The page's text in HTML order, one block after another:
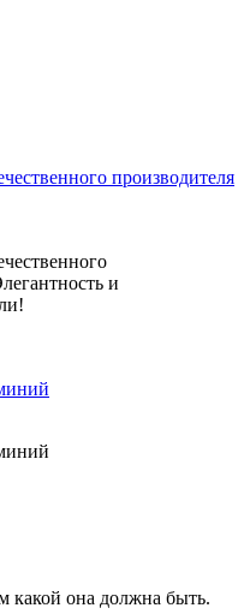
производителя
и
какой она должна быть.